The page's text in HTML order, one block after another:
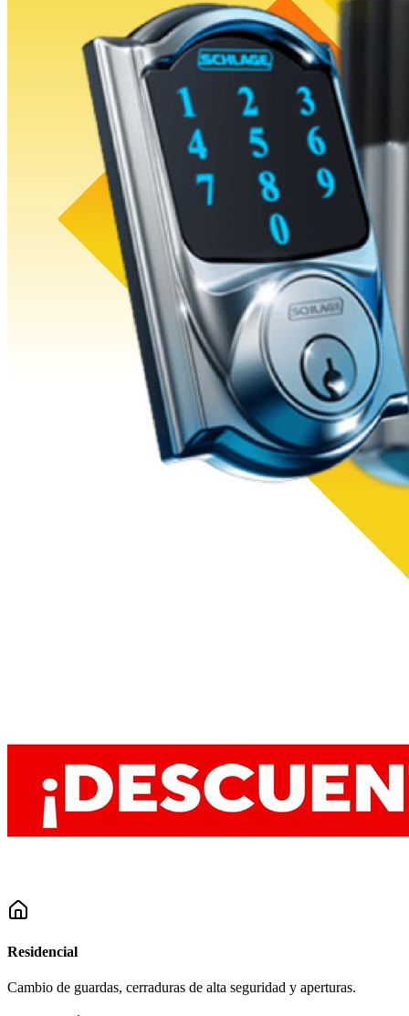
Residencial
Cambio de guardas, cerraduras de alta seguridad y aperturas.